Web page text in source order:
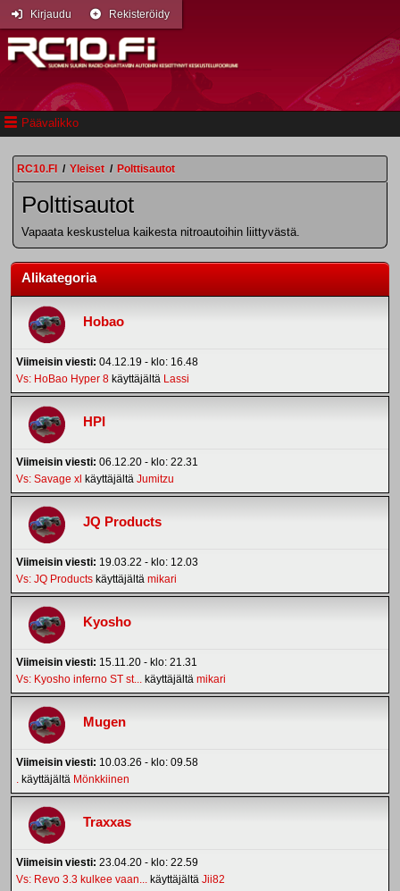
Päävalikko
Kirjaudu Rekisteröidy
RC10.FI / Yleiset / Polttisautot
Polttisautot
Vapaata keskustelua kaikesta nitroautoihin liittyvästä.
Alikategoria
Hobao
Viimeisin viesti: 04.12.19 - klo: 16.48
Vs: HoBao Hyper 8 käyttäjältä Lassi
HPI
Viimeisin viesti: 06.12.20 - klo: 22.31
Vs: Savage xl käyttäjältä Jumitzu
JQ Products
Viimeisin viesti: 19.03.22 - klo: 12.03
Vs: JQ Products käyttäjältä mikari
Kyosho
Viimeisin viesti: 15.11.20 - klo: 21.31
Vs: Kyosho inferno ST st...
käyttäjältä mikari
Mugen
Viimeisin viesti: 10.03.26 - klo: 09.58
käyttäjältä Mönkkiinen
Traxxas
Viimeisin viesti: 23.04.20 - klo: 22.59
Vs: Revo 3.3 kulkee vaan...
käyttäjältä Jii82